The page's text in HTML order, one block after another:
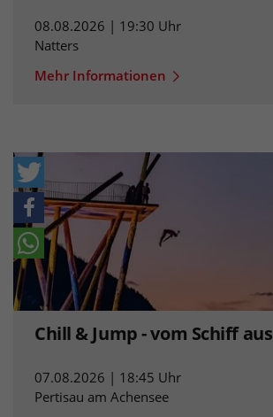
08.08.2026 | 19:30 Uhr
Natters
Mehr Informationen
Chill & Jump - vom Schiff aus
07.08.2026 | 18:45 Uhr
Pertisau am Achensee